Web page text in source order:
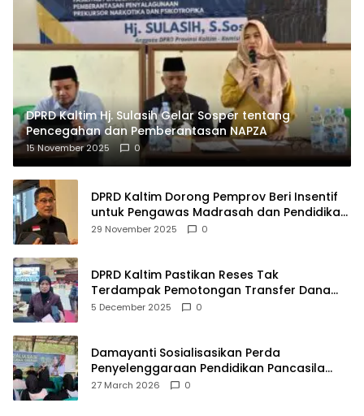
DPRD Kaltim Hj. Sulasih Gelar Sosper tentang
Pencegahan dan Pemberantasan NAPZA
15 November 2025 0
DPRD Kaltim Dorong Pemprov Beri Insentif
untuk Pengawas Madrasah dan Pendidikan
Agama
29 November 2025 0
DPRD Kaltim Pastikan Reses Tak
Terdampak Pemotongan Transfer Dana
Pusat
5 December 2025 0
Damayanti Sosialisasikan Perda
Penyelenggaraan Pendidikan Pancasila
dan Wawasan Kebangsaan
27 March 2026 0